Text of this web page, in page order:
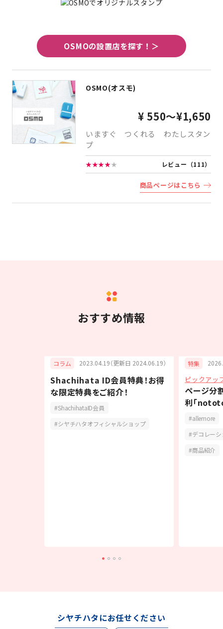
OSMOの設置店を探す！＞
OSMO(オスモ)
¥ 550～¥1,650
いますぐ つくれる わたしスタン
プ
★★★★★ レビュー（111）
商品ページはこちら
おすすめ情報
コラム 2023.04.19（更新日 2024.06.19）
Shachihata ID会員特典！お得
な限定特典をご紹介！
ShachihataID会員
シヤチハタオフィシャルショップ
特集
ピックアッ
ページ分
利「
allemore
デコレー
商品紹介
シヤチハタにお任せください